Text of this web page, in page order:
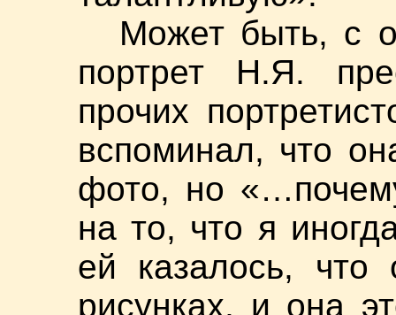
Может быть, с
портрет Н.Я.
прочих
вспоминал, что
фото, но
на то, что я
ей казалось, что
рисунках, и она